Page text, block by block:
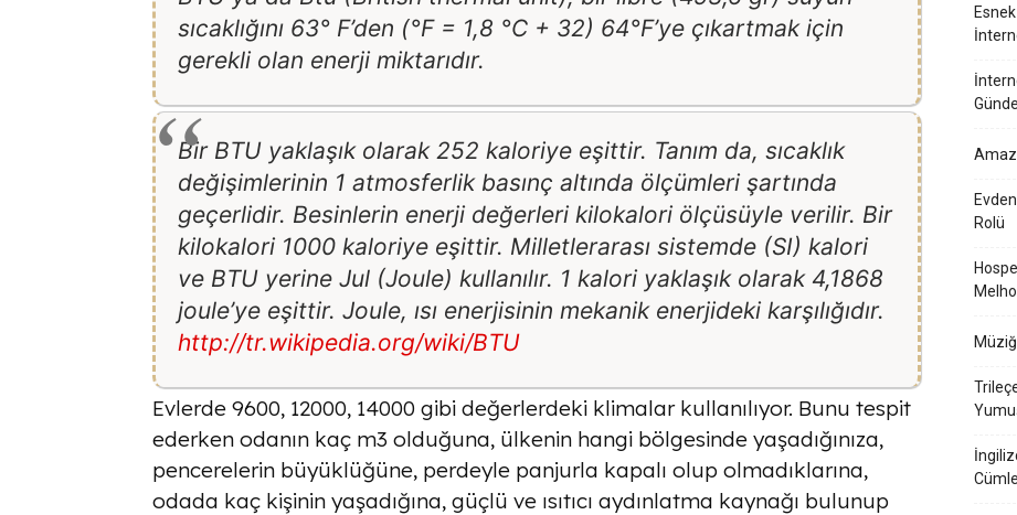
sıcaklığını 63° F’den (°F = 1,8 °C + 32) 64°F’ye çıkartmak için
gerekli olan enerji miktarıdır.
Bir BTU yaklaşık olarak 252 kaloriye eşittir. Tanım da, sıcaklık
değişimlerinin 1 atmosferlik basınç altında ölçümleri şartında
geçerlidir. Besinlerin enerji değerleri kilokalori ölçüsüyle verilir. Bir
kilokalori 1000 kaloriye eşittir. Milletlerarası sistemde (SI) kalori
ve BTU yerine Jul (Joule) kullanılır. 1 kalori yaklaşık olarak 4,1868
joule’ye eşittir. Joule, ısı enerjisinin mekanik enerjideki karşılığıdır.
http://tr.wikipedia.org/wiki/BTU
Evlerde 9600, 12000, 14000 gibi değerlerdeki klimalar kullanılıyor. Bunu tespit
ederken odanın kaç m3 olduğuna, ülkenin hangi bölgesinde yaşadığınıza,
pencerelerin büyüklüğüne, perdeyle panjurla kapalı olup olmadıklarına,
odada kaç kişinin yaşadığına, güçlü ve ısıtıcı aydınlatma kaynağı bulunup
Rolü
Cümle